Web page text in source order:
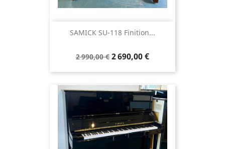
SAMICK SU-118 Finition...
2 990,00 € 2 690,00 €